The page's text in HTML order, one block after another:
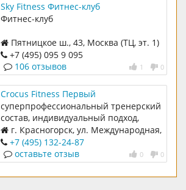
Sky Fitness Фитнес-клуб
Фитнес-клуб
Пятницкое ш., 43, Москва (ТЦ, эт. 1)
+7 (495) 095 9 095
1 0
106 отзывов
Crocus Fitness Первый
суперпрофессиональный тренерский
состав, индивидуальный подход,
авторские программы, роскошный
дизайн
г. Красногорск, ул. Международная,
д.12 (ТЦ Vegas, -2 этаж)
+7 (495) 132-24-87
0 0
оставьте отзыв